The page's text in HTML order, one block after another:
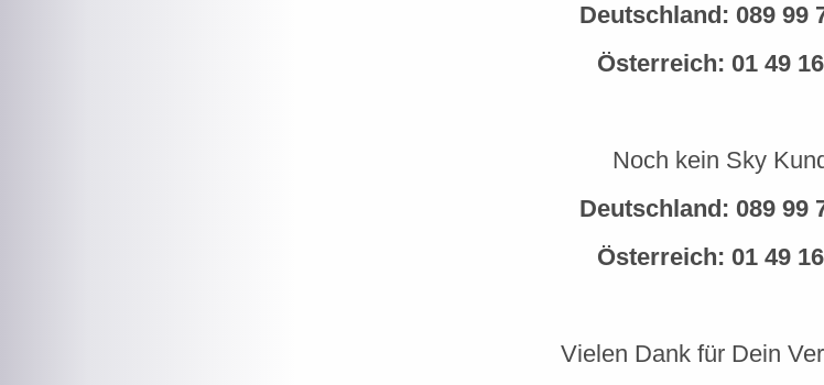
Deutschland: 089 99
Österreich: 01 49
Noch kein Sky
Deutschland: 089 99
Österreich: 01 49
Vielen Dank für Dein